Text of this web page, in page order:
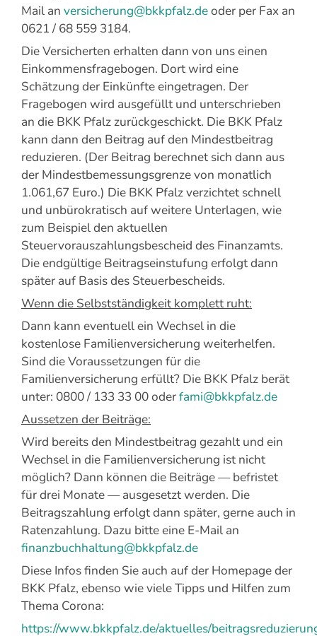
Mail an versicherung@bkkpfalz.deoder per Fax an
0621 / 68 559 3184.
Die Versicherten erhalten dann von uns einen
Einkommensfragebogen. Dort wird eine
Schätzung der Einkünfte eingetragen. Der
Fragebogen wird ausgefüllt und unterschrieben
an die BKK Pfalz zurückgeschickt. Die BKK Pfalz
kann dann den Beitrag auf den Mindestbeitrag
reduzieren. (Der Beitrag berechnet sich dann aus
der Mindestbemessungsgrenze von monatlich
1.061,67 Euro.) Die BKK Pfalz verzichtet schnell
und unbürokratisch auf weitere Unterlagen, wie
zum Beispiel den aktuellen
Steuervorauszahlungsbescheid des Finanzamts.
Die endgültige Beitragseinstufung erfolgt dann
später auf Basis des Steuerbescheids.
Wenn die Selbstständigkeit komplett ruht:
Dann kann eventuell ein Wechsel in die
kostenlose Familienversicherung weiterhelfen.
Sind die Voraussetzungen für die
Familienversicherung erfüllt? Die BKK Pfalz berät
unter: 0800 / 133 33 00 oderfami@bkkpfalz.de
Aussetzen der Beiträge:
Wird bereits den Mindestbeitrag gezahlt und ein
Wechsel in die Familienversicherung ist nicht
möglich? Dann können die Beiträge — befristet
für drei Monate — ausgesetzt werden. Die
Beitragszahlung erfolgt dann später, gerne auch in
Ratenzahlung. Dazu bitte eine E-Mail an
finanzbuchhaltung@bkkpfalz.de
Diese Infos finden Sie auch auf der Homepage der
BKK Pfalz, ebenso wie viele Tipps und Hilfen zum
Thema Corona:
https://www.bkkpfalz.de/aktuelles/